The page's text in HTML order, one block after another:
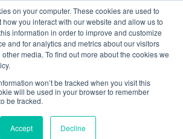
on your computer. These cookies are used to
you interact with our website and allow us to
information in order to improve and customize
and for analytics and metrics about our visitors
media. To find out more about the cookies we
won’t be tracked when you visit this
will be used in your browser to remember
be tracked.
Accept Decline
DE